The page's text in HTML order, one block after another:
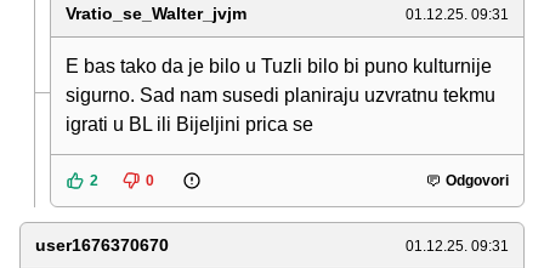
Vratio_se_Walter_jvjm 01.12.25. 09:31
E bas tako da je bilo u Tuzli bilo bi puno kulturnije
sigurno. Sad nam susedi planiraju uzvratnu tekmu
igrati u BL ili Bijeljini prica se
2 0 Odgovori
user1676370670 01.12.25. 09:31